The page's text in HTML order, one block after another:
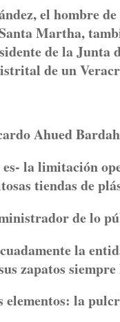
el hombre
Martha,
de la
de un
Ahued
la limitación
tiendas de
de lo
la
zapatos
elementos: la